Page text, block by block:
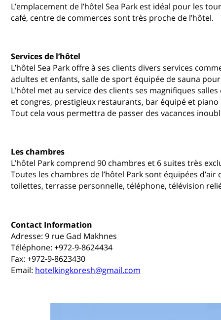
L’emplacement de l’hôtel Sea Park est idéal pour les
café, centre de commerces sont très proche de l’hôtel.
Services de l’hôtel
L’hôtel Sea Park offre à ses clients divers services
adultes et enfants, salle de sport équipée de sauna
L’hôtel met au service des clients ses magnifiques
et congres, prestigieux restaurants, bar équipé et piano
Tout cela vous permettra de passer des vacances
Les chambres
L’hôtel Park comprend 90 chambres et 6 suites très
Toutes les chambres de l’hôtel Park sont équipées
toilettes, terrasse personnelle, téléphone, télévision
Contact Information
Adresse: 9 rue Gad Makhnes
Téléphone: +972-9-8624434
Fax: +972-9-8623430
Email: hotelkingkoresh@gmail.com